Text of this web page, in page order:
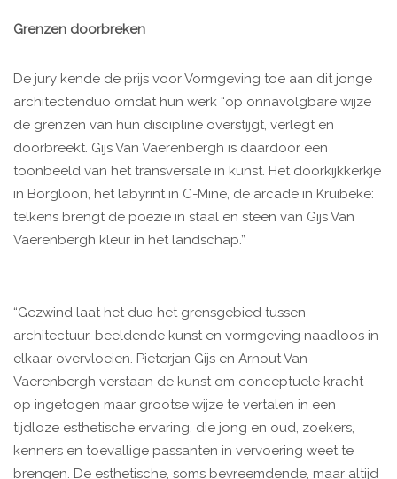
Grenzen doorbreken
De jury kende de prijs voor Vormgeving toe aan dit jonge
architectenduo omdat hun werk “op onnavolgbare wijze
de grenzen van hun discipline overstijgt, verlegt en
doorbreekt. Gijs Van Vaerenbergh is daardoor een
toonbeeld van het transversale in kunst. Het doorkijkkerkje
in Borgloon, het labyrint in C-Mine, de arcade in Kruibeke:
telkens brengt de poëzie in staal en steen van Gijs Van
Vaerenbergh kleur in het landschap.”
“Gezwind laat het duo het grensgebied tussen
architectuur, beeldende kunst en vormgeving naadloos in
elkaar overvloeien. Pieterjan Gijs en Arnout Van
Vaerenbergh verstaan de kunst om conceptuele kracht
op ingetogen maar grootse wijze te vertalen in een
tijdloze esthetische ervaring, die jong en oud, zoekers,
kenners en toevallige passanten in vervoering weet te
brengen. De esthetische, soms bevreemdende, maar altijd